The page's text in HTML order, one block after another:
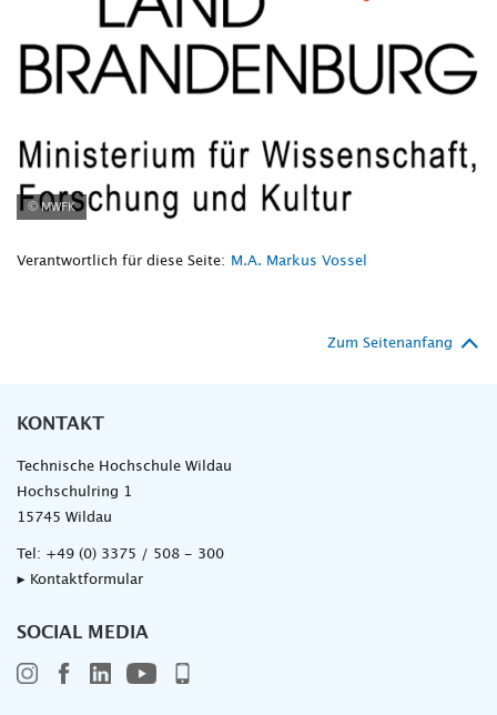
© MWFK
Verantwortlich für diese Seite: M.A. Markus Vossel
Zum Seitenanfang
KONTAKT
Technische Hochschule Wildau
Hochschulring 1
15745 Wildau
Tel: +49 (0) 3375 / 508 - 300
▸ Kontaktformular
SOCIAL MEDIA